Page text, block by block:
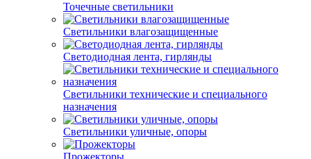
Точечные светильники
Светильники влагозащищенные
Светодиодная лента, гирлянды
Светильники технические и специального
назначения
Светильники уличные, опоры
Прожекторы